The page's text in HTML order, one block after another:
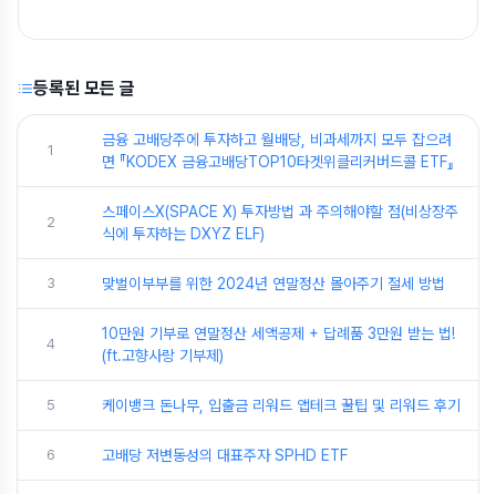
등록된 모든 글
1
금융 고배당주에 투자하고 월배당, 비과세까지 모두 잡으려
면 『KODEX 금융고배당TOP10타겟위클리커버드콜 ETF』
2
스페이스X(SPACE X) 투자방법 과 주의해야할 점(비상장주
식에 투자하는 DXYZ ELF)
3 맞벌이부부를 위한 2024년 연말정산 몰아주기 절세 방법
4
10만원 기부로 연말정산 세액공제 + 답례품 3만원 받는 법!
(ft.고향사랑 기부제)
5 케이뱅크 돈나무, 입출금 리워드 앱테크 꿀팁 및 리워드 후기
6 고배당 저변동성의 대표주자 SPHD ETF